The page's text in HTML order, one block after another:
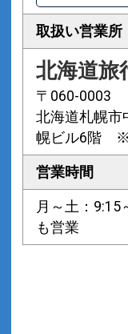
取扱い営業所
北海道旅
〒060-0003
北海道札幌
幌ビル6階 ※
営業時間
月～土：
も営業